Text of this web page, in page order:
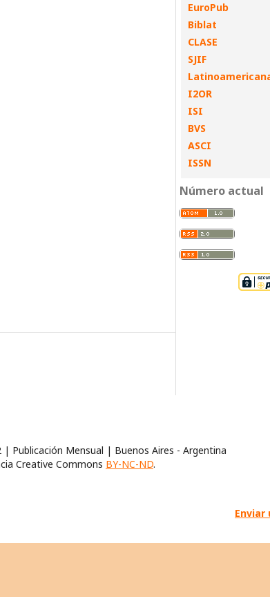
EuroPub
Biblat
CLASE
SJIF
I2OR
ISI
BVS
ASCI
ISSN
Número actual
Publicación Mensual | Buenos Aires - Argentina
Creative Commons BY-NC-ND.
Enviar